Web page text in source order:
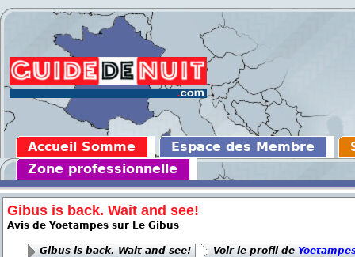
Accueil Somme Espace des Membre
Zone professionnelle
Gibus is back. Wait and see!
Avis de Yoetampes sur Le Gibus
Gibus is back. Wait and see! Voir le profil de